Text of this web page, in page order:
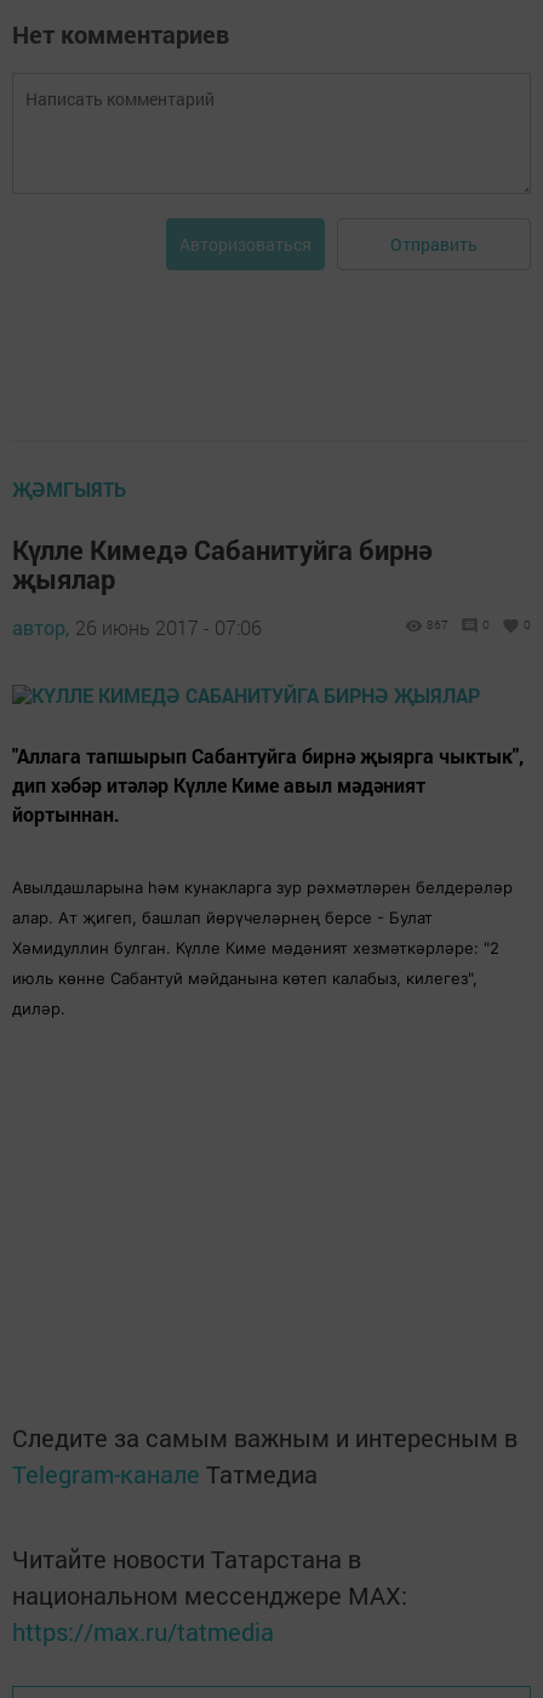
Нет комментариев
Авторизоваться Отправить
ҖӘМГЫЯТЬ
Күлле Кимедә Сабанитуйга бирнә
җыялар
автор, 26 июнь 2017 - 07:06 867 0 0
"Аллага тапшырып Сабантуйга бирнә җыярга чыктык",
дип хәбәр итәләр Күлле Киме авыл мәдәният
йортыннан.
Авылдашларына һәм кунакларга зур рәхмәтләрен белдерәләр
алар. Ат җигеп, башлап йөрүчеләрнең берсе - Булат
Хәмидуллин булган. Күлле Киме мәдәният хезмәткәрләре: "2
июль көнне Сабантуй мәйданына көтеп калабыз, килегез",
диләр.
Следите за самым важным и интересным в
Telegram-канале Татмедиа
Читайте новости Татарстана в
национальном мессенджере MАХ:
https://max.ru/tatmedia